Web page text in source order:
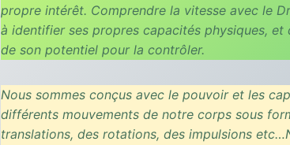
propre intérêt. Comprendre la vitesse avec le
à identifier ses propres capacités physiques,
de son potentiel pour la contrôler.
Nous sommes conçus avec le pouvoir et les
différents mouvements de notre corps sous
translations, des rotations, des impulsions